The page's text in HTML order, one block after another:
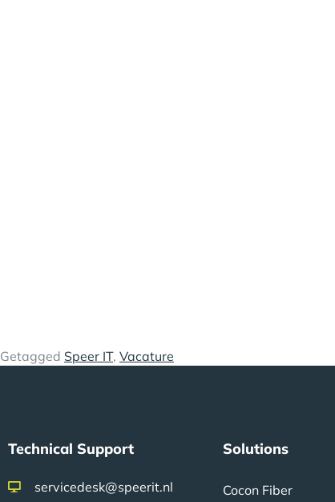
Getagged Speer IT, Vacature
Technical Support
servicedesk@speerit.nl
Solutions
Cocon Fiber